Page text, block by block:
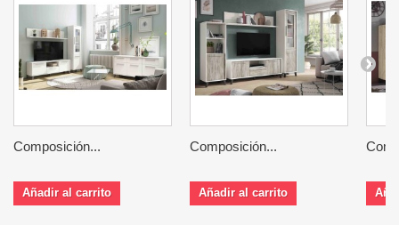
Composición...
Añadir al carrito
Composición...
Añadir al carrito